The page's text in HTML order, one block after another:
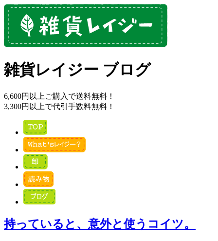
雑貨レイジー ブログ
6,600円以上ご購入で送料無料！
3,300円以上で代引手数料無料！
持っていると、意外と使うコイツ。